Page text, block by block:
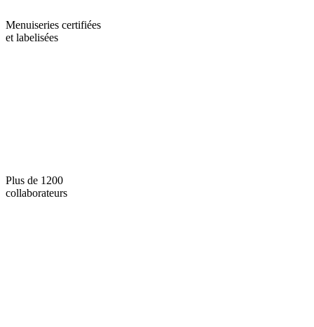
Menuiseries certifiées
et labelisées
Plus de 1200
collaborateurs